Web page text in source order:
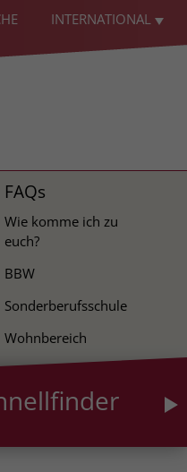
INTERNATIONAL
FAQs
Wie komme ich zu
euch?
BBW
Sonderberufsschule
Wohnbereich